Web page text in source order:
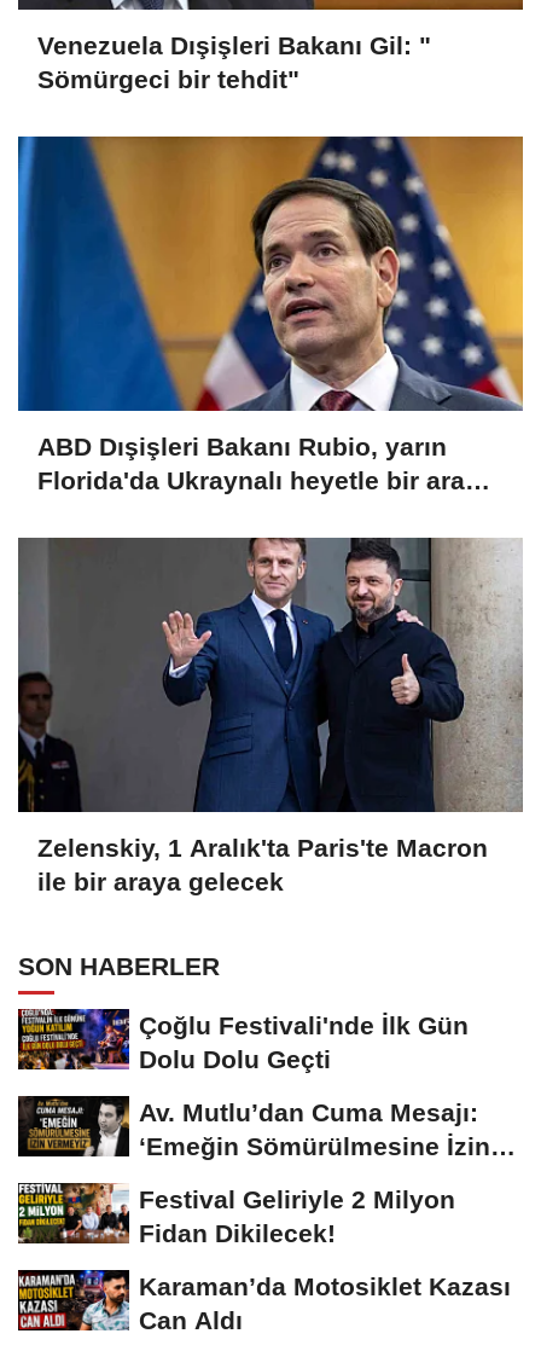
Venezuela Dışişleri Bakanı Gil: "
Sömürgeci bir tehdit"
ABD Dışişleri Bakanı Rubio, yarın
Florida'da Ukraynalı heyetle bir araya
Zelenskiy, 1 Aralık'ta Paris'te Macron
ile bir araya gelecek
SON HABERLER
Çoğlu Festivali'nde İlk Gün
Dolu Dolu Geçti
Av. Mutlu’dan Cuma Mesajı:
‘Emeğin Sömürülmesine İzin
Festival Geliriyle 2 Milyon
Fidan Dikilecek!
Karaman’da Motosiklet Kazası
Can Aldı